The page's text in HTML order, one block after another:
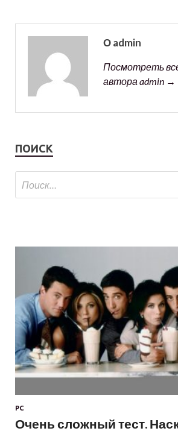
О admin
Посмотреть
автора admin →
ПОИСК
PC
Очень сложный тест.